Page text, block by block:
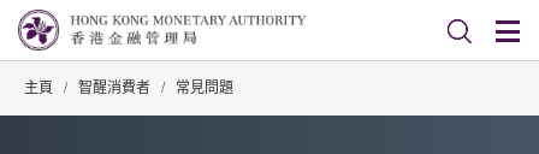
主頁 / 智醒消費者 / 常見問題